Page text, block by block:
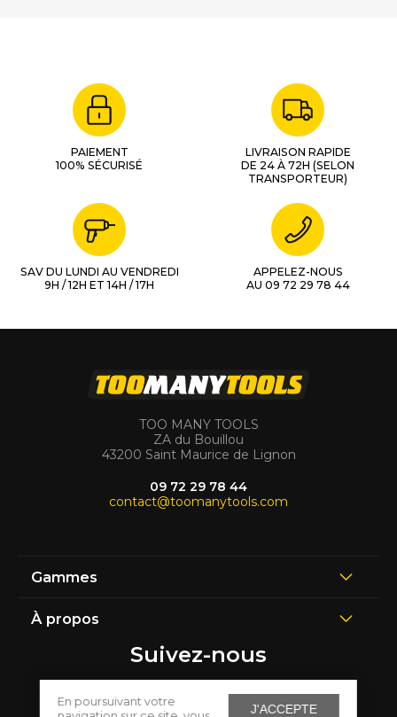
J'ACCEPTE
En poursuivant votre
PAIEMENT
100% SÉCURISÉ
LIVRAISON RAPIDE
DE 24 À 72H (SELON
TRANSPORTEUR)
SAV DU LUNDI AU VENDREDI
9H / 12H ET 14H / 17H
APPELEZ-NOUS
AU 09 72 29 78 44
TOO MANY TOOLS
ZA du Bouillou
43200 Saint Maurice de Lignon
09 72 29 78 44
contact@toomanytools.com
Gammes
À propos
Suivez-nous